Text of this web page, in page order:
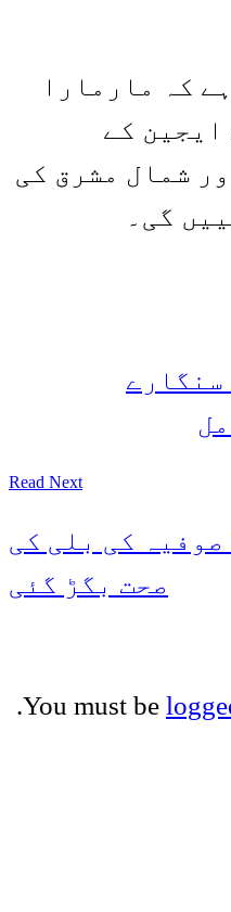
کہ مارمارا
ایجین کے
شمال مشرق کی
گی۔
سنگارے
Read Next
کی بلی کی
صحت بگڑ گئی
You must be